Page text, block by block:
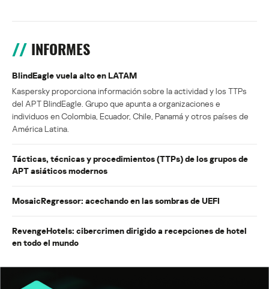
INFORMES
BlindEagle vuela alto en LATAM
Kaspersky proporciona información sobre la actividad y los TTPs
del APT BlindEagle. Grupo que apunta a organizaciones e
individuos en Colombia, Ecuador, Chile, Panamá y otros países de
América Latina.
Tácticas, técnicas y procedimientos (TTPs) de los grupos de
APT asiáticos modernos
MosaicRegressor: acechando en las sombras de UEFI
RevengeHotels: cibercrimen dirigido a recepciones de hotel
en todo el mundo